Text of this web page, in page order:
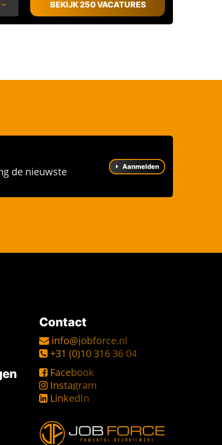
BEKIJK 250 VACATURES
de nieuwste Aanmelden
Contact
info@jobforce.nl
+31 (0)10 316 36 04
Facebook
Instagram
LinkedIn